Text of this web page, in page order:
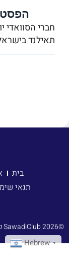
חברי הסוואדי
תאילנד
בית
תנאי
SawadiClub2026©
Hebrew ▼